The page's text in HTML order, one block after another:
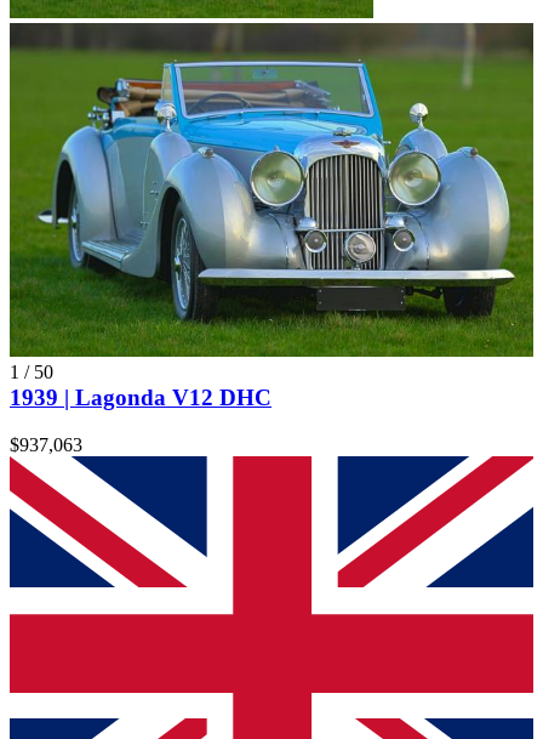
1 / 50
1939 | Lagonda V12 DHC
$937,063